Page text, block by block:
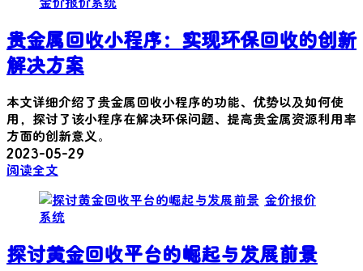
贵金属回收小程序：实现环保回收的创新
解决方案
本文详细介绍了贵金属回收小程序的功能、优势以及如何使
用，探讨了该小程序在解决环保问题、提高贵金属资源利用率
方面的创新意义。
2023-05-29
阅读全文
金价报价
系统
探讨黄金回收平台的崛起与发展前景